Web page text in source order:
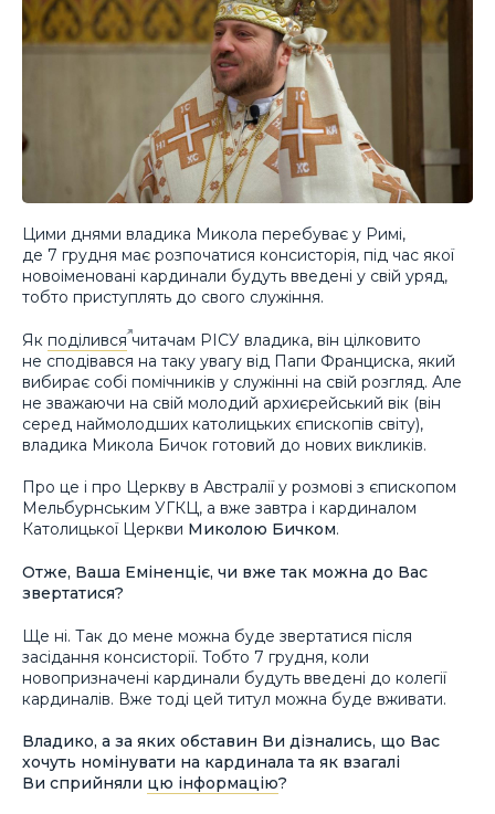
Цими днями владика Микола перебуває у Римі,
де 7 грудня має розпочатися консисторія, під час якої
новоіменовані кардинали будуть введені у свій уряд,
тобто приступлять до свого служіння.
Як поділивсячитачам РІСУ владика, він цілковито
не сподівався на таку увагу від Папи Франциска, який
вибирає собі помічників у служінні на свій розгляд. Але
не зважаючи на свій молодий архиєрейський вік (він
серед наймолодших католицьких єпископів світу),
владика Микола Бичок готовий до нових викликів.
Про це і про Церкву в Австралії у розмові з єпископом
Мельбурнським УГКЦ, а вже завтра і кардиналом
Католицької Церкви Миколою Бичком.
Отже, Ваша Еміненціє, чи вже так можна до Вас
звертатися?
Ще ні. Так до мене можна буде звертатися після
засідання консисторії. Тобто 7 грудня, коли
новопризначені кардинали будуть введені до колегії
кардиналів. Вже тоді цей титул можна буде вживати.
Владико, а за яких обставин Ви дізнались, що Вас
хочуть номінувати на кардинала та як взагалі
Ви сприйняли цю інформацію?